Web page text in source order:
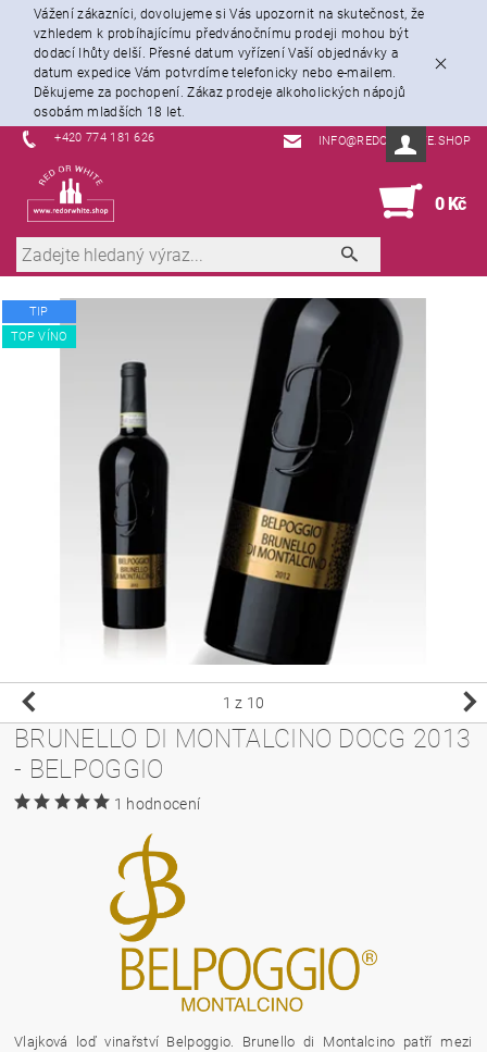
Vážení zákazníci, dovolujeme si Vás upozornit na skutečnost, že
vzhledem k probíhajícímu předvánočnímu prodeji mohou být
dodací lhůty delší. Přesné datum vyřízení Vaší objednávky a
datum expedice Vám potvrdíme telefonicky nebo e-mailem.
Děkujeme za pochopení. Zákaz prodeje alkoholických nápojů
osobám mladších 18 let.
+420 774 181 626 INFO@REDORWHITE.SHOP
0 Kč
TIP
TOP VÍNO
1 z 10
BRUNELLO DI MONTALCINO DOCG 2013
- BELPOGGIO
1 hodnocení
Vlajková loď vinařství Belpoggio Brunello di Montalcino patří mezi